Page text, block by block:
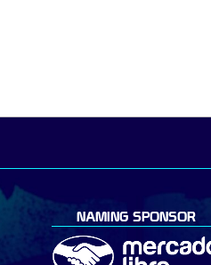
NAMING SPONSOR